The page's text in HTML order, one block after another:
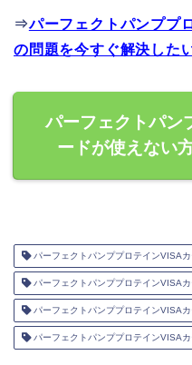
⇒パーフェクトパンププ
の問題を今すぐ解決した
パーフェクトパン
ードが使えない
パーフェクトパンププロテインVISAカ
パーフェクトパンププロテインVISAカ
パーフェクトパンププロテインVISA
パーフェクトパンププロテインVISA